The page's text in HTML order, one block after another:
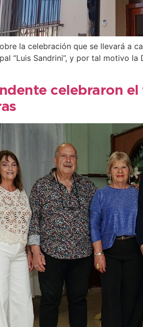
la celebración que se llevará a
“Luis Sandrini”, y por tal motivo
celebraron